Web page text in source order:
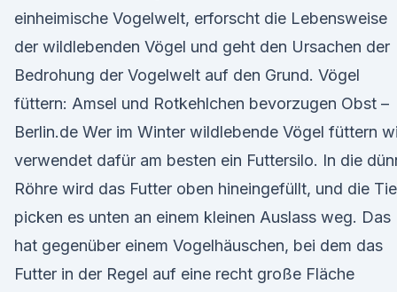
einheimische Vogelwelt, erforscht die Lebensweise
der wildlebenden Vögel und geht den Ursachen der
Bedrohung der Vogelwelt auf den Grund. Vögel
füttern: Amsel und Rotkehlchen bevorzugen Obst –
Berlin.de Wer im Winter wildlebende Vögel füttern
verwendet dafür am besten ein Futtersilo. In die
Röhre wird das Futter oben hineingefüllt, und die
picken es unten an einem kleinen Auslass weg. Das
hat gegenüber einem Vogelhäuschen, bei dem das
Futter in der Regel auf eine recht große Fläche